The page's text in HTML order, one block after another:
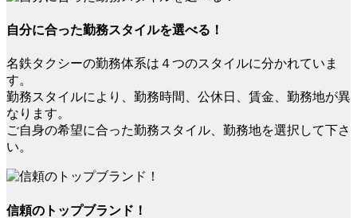
自分に合った勤務スタイルを選べる！
名鉄タクシーの勤務体系は４つのスタイルに分かれていま
す。
勤務スタイルにより、勤務時間、公休日、賃金、勤務地が異
なります。
ご自身の希望に合った勤務スタイル、勤務地を選択して下さ
い。
信頼のトップブランド！